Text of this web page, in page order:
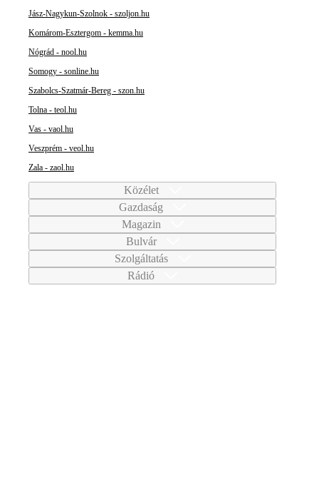
Jász-Nagykun-Szolnok - szoljon.hu
Komárom-Esztergom - kemma.hu
Nógrád - nool.hu
Somogy - sonline.hu
Szabolcs-Szatmár-Bereg - szon.hu
Tolna - teol.hu
Vas - vaol.hu
Veszprém - veol.hu
Zala - zaol.hu
Közélet
Gazdaság
Magazin
Bulvár
Szolgáltatás
Rádió